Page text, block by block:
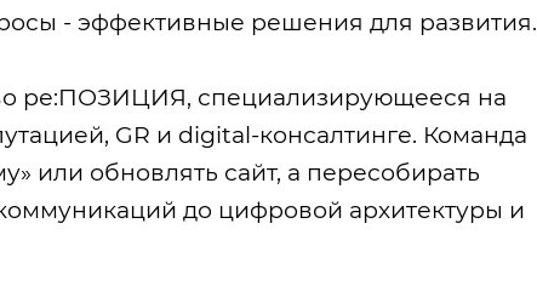
- эффективные решения для развития.
ре:ПОЗИЦИЯ, специализирующееся на
GR и digital-консалтинге. Команда
или обновлять сайт, а пересобирать
до цифровой архитектуры и